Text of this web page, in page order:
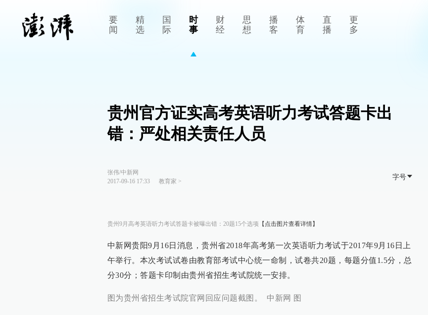
要
闻
精
选
国
际
时
事
财
经
思
想
播
客
体
育
直
播
更
多
贵州官方证实高考英语听力考试答题卡出
错：严处相关责任人员
张伟/中新网
2017-09-16 17:33
教育家 >
字号
贵州9月高考英语听力考试答题卡被曝出错：20题15个选项 【点击图片查看详情】
中新网贵阳9月16日消息，贵州省2018年高考第一次英语听力考试于2017年9月16日上
午举行。本次考试试卷由教育部考试中心统一命制，试卷共20题，每题分值1.5分，总
分30分；答题卡印制由贵州省招生考试院统一安排。
图为贵州省招生考试院官网回应问题截图。 中新网 图